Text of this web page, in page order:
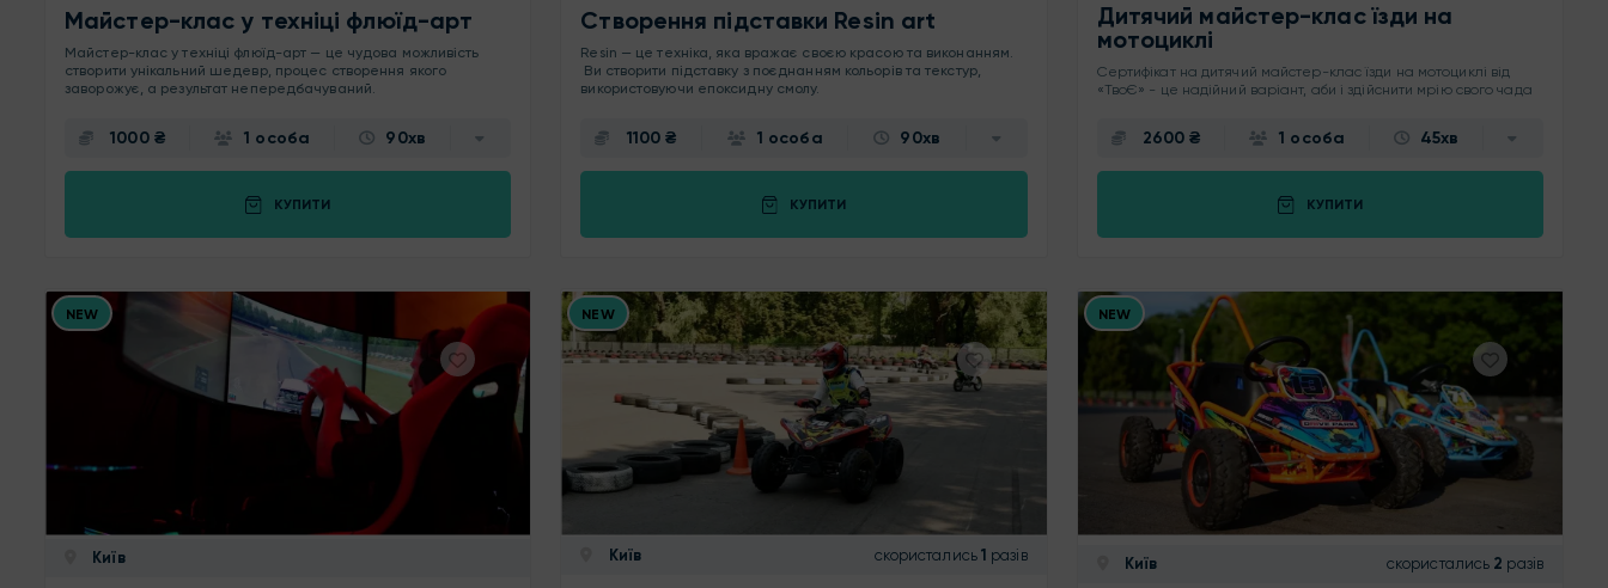
Майстер-клас у техніці флюїд-арт
Майстер-клас у техніці флюїд-арт — це чудова можливість
створити унікальний шедевр, процес створення якого
заворожує, а результат непередбачуваний.
1000 ₴ 1 особа 90хв
КУПИТИ
Створення підставки Resin art
Resin — це техніка, яка вражає своєю красою та виконанням.
Ви створити підставку з поєднанням кольорів та текстур,
використовуючи епоксидну смолу.
1100 ₴ 1 особа 90хв
КУПИТИ
Дитячий майстер-клас їзди на
мотоциклі
Сертифікат на дитячий майстер-клас їзди на мотоциклі від
«ТвоЄ» - це надійний варіант, аби і здійснити мрію свого чада
2600 ₴ 1 особа 45хв
КУПИТИ
NEW
Київ
NEW
Київ скористались 1 разів
NEW
Київ скористались 2 разів